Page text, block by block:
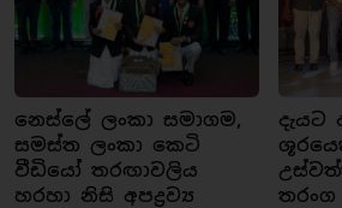
නෙස්ලේ ලංකා සමාගම,
සමස්ත ලංකා කෙටි
වීඩියෝ තරඟාවලිය
හරහා නිසි අපද්‍රව්‍ය